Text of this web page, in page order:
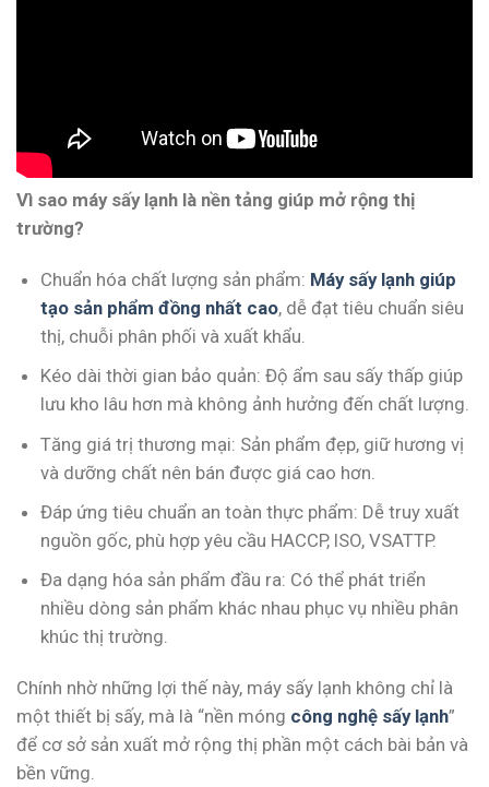
Vì sao máy sấy lạnh là nền tảng giúp mở rộng thị
trường?
Chuẩn hóa chất lượng sản phẩm: Máy sấy lạnh giúp
tạo sản phẩm đồng nhất cao, dễ đạt tiêu chuẩn siêu
thị, chuỗi phân phối và xuất khẩu.
Kéo dài thời gian bảo quản: Độ ẩm sau sấy thấp giúp
lưu kho lâu hơn mà không ảnh hưởng đến chất lượng.
Tăng giá trị thương mại: Sản phẩm đẹp, giữ hương vị
và dưỡng chất nên bán được giá cao hơn.
Đáp ứng tiêu chuẩn an toàn thực phẩm: Dễ truy xuất
nguồn gốc, phù hợp yêu cầu HACCP, ISO, VSATTP.
Đa dạng hóa sản phẩm đầu ra: Có thể phát triển
nhiều dòng sản phẩm khác nhau phục vụ nhiều phân
khúc thị trường.
Chính nhờ những lợi thế này, máy sấy lạnh không chỉ là
một thiết bị sấy, mà là “nền móng công nghệ sấy lạnh”
để cơ sở sản xuất mở rộng thị phần một cách bài bản và
bền vững.